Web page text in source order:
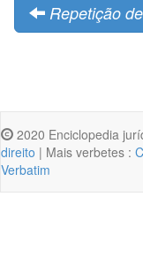
Repetição
2020 Enciclopedia
direito | Mais verbetes :
Verbatim